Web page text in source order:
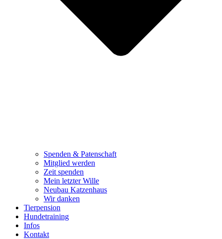
Spenden & Patenschaft
Mitglied werden
Zeit spenden
Mein letzter Wille
Neubau Katzenhaus
Wir danken
Tierpension
Hundetraining
Infos
Kontakt